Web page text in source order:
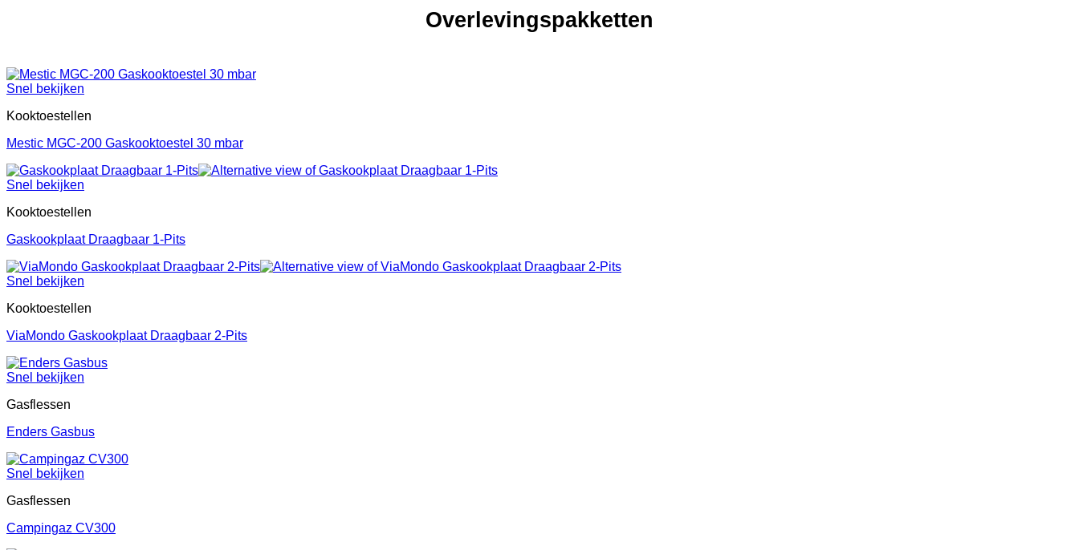
Overlevingspakketten
Snel bekijken
Kooktoestellen
Mestic MGC-200 Gaskooktoestel 30 mbar
Snel bekijken
Kooktoestellen
Gaskookplaat Draagbaar 1-Pits
Snel bekijken
Kooktoestellen
ViaMondo Gaskookplaat Draagbaar 2-Pits
Snel bekijken
Gasflessen
Enders Gasbus
Snel bekijken
Gasflessen
Campingaz CV300